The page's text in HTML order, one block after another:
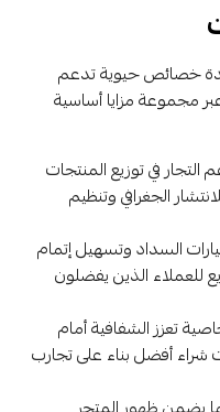
بعدة خصائص حيوية تدعم
مجموعة مزايا أساسية
التجار في توزيع المنتجات
الجغرافي وتنظيم
السداد وتسهيل إتمام
للعملاء الذين يفضلون
تعزز الشفافية أمام
شراء أفضل بناء على تجارب